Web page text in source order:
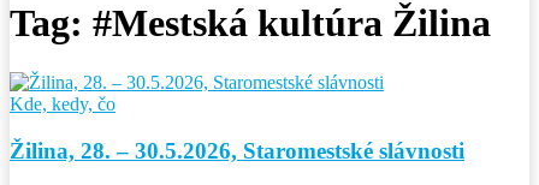
Tag: #Mestská kultúra Žilina
Kde, kedy, čo
Žilina, 28. – 30.5.2026, Staromestské slávnosti